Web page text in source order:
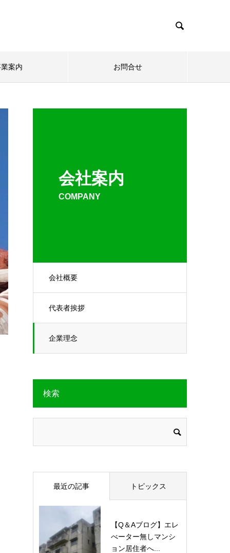

案内 お問合せ
会社案内
COMPANY
会社概要
代表者挨拶
企業理念
検索
最近の記事 トピックス
【Q＆Aブログ】エレ
べーター無しマンシ
ョン居住者へ...